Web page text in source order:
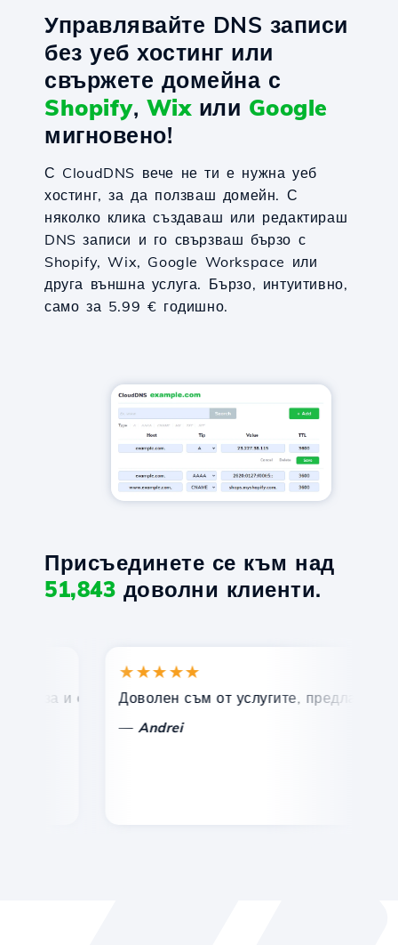
Управлявайте DNS записи
без уеб хостинг или
свържете домейна с
Shopify, Wixили Google
мигновено!
С CloudDNS вече не ти е нужна уеб
хостинг, за да ползваш домейн. С
няколко клика създаваш или редактираш
DNS записи и го свързваш бързо с
Shopify, Wix, Google Workspace или
друга външна услуга. Бързо, интуитивно,
само за 5.99 € годишно.
Присъединете се към над
51,843 доволни клиенти.
и ефективна техническа поддръжка.
★★★★★
Доволен съм от услугите, предлагани от
Andrei